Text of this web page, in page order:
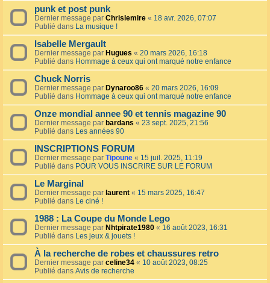
punk et post punk
Dernier message par Chrislemire « 18 avr. 2026, 07:07
Publié dans La musique !
Isabelle Mergault
Dernier message par Hugues « 20 mars 2026, 16:18
Publié dans Hommage à ceux qui ont marqué notre enfance
Chuck Norris
Dernier message par Dynaroo86 « 20 mars 2026, 16:09
Publié dans Hommage à ceux qui ont marqué notre enfance
Onze mondial annee 90 et tennis magazine 90
Dernier message par bardans « 23 sept. 2025, 21:56
Publié dans Les années 90
INSCRIPTIONS FORUM
Dernier message par Tipoune « 15 juil. 2025, 11:19
Publié dans POUR VOUS INSCRIRE SUR LE FORUM
Le Marginal
Dernier message par laurent « 15 mars 2025, 16:47
Publié dans Le ciné !
1988 : La Coupe du Monde Lego
Dernier message par Nhtpirate1980 « 16 août 2023, 16:31
Publié dans Les jeux & jouets !
À la recherche de robes et chaussures retro
Dernier message par celine34 « 10 août 2023, 08:25
Publié dans Avis de recherche